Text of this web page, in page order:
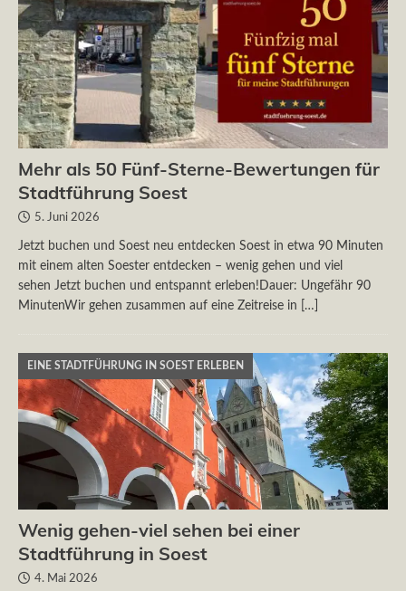
Mehr als 50 Fünf-Sterne-Bewertungen für
Stadtführung Soest
5. Juni 2026
Jetzt buchen und Soest neu entdecken Soest in etwa 90 Minuten
mit einem alten Soester entdecken – wenig gehen und viel
sehen Jetzt buchen und entspannt erleben!Dauer: Ungefähr 90
MinutenWir gehen zusammen auf eine Zeitreise in
[…]
EINE STADTFÜHRUNG IN SOEST ERLEBEN
Wenig gehen-viel sehen bei einer
Stadtführung in Soest
4. Mai 2026